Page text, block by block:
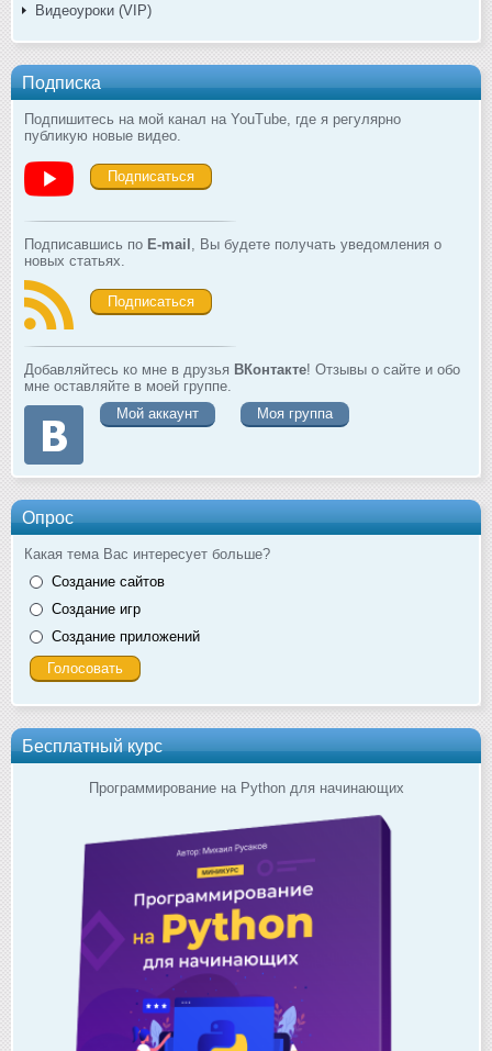
Видеоуроки (VIP)
Подписка
Подпишитесь на мой канал на YouTube, где я регулярно
публикую новые видео.
Подписаться
Подписавшись по E-mail , Вы будете получать уведомления о
новых статьях.
Подписаться
Добавляйтесь ко мне в друзья ВКонтакте! Отзывы о сайте и обо
мне оставляйте в моей группе.
Мой аккаунт
Моя группа
Опрос
Какая тема Вас интересует больше?
Создание сайтов
Создание игр
Создание приложений
Бесплатный курс
Программирование на Python для начинающих